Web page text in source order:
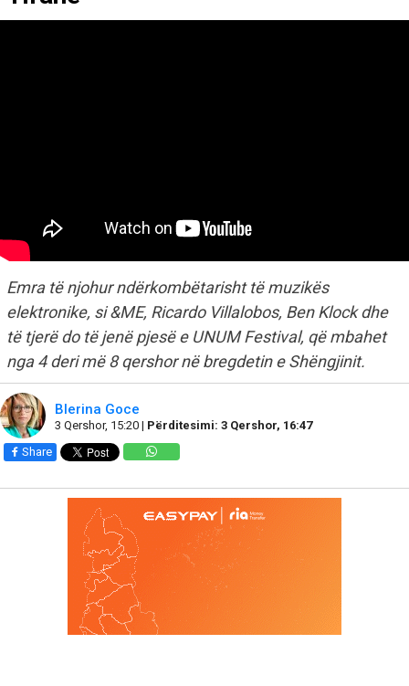
Emra të njohur ndërkombëtarisht të muzikës
elektronike, si &ME, Ricardo Villalobos, Ben Klock dhe
të tjerë do të jenë pjesë e UNUM Festival, që mbahet
nga 4 deri më 8 qershor në bregdetin e Shëngjinit.
Blerina Goce
3 Qershor, 15:20 | Përditesimi: 3 Qershor, 16:47
Share